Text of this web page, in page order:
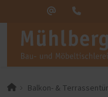
Balkon- &